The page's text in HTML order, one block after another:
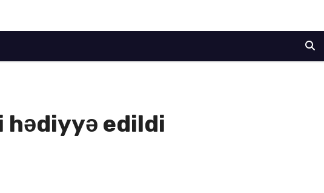
hədiyyə edildi